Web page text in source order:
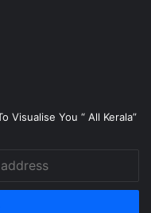
Visualise You “ All Kerala”